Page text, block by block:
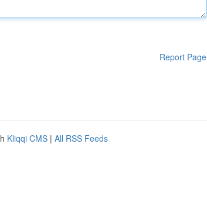
Report Page
Kliqqi CMS | All RSS Feeds